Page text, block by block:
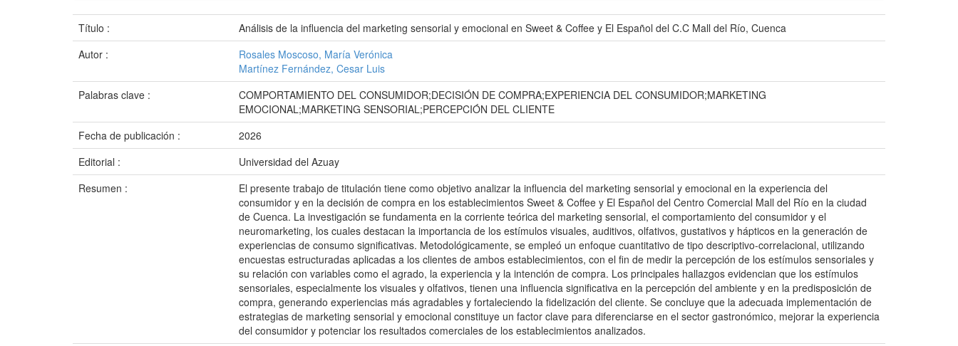
Título :
Análisis de la influencia del marketing sensorial y emocional en Sweet & Coffee y El Español del C.C Mall del Río, Cuenca
Autor :
Rosales Moscoso, María Verónica
Martínez Fernández, Cesar Luis
Palabras clave :
COMPORTAMIENTO DEL CONSUMIDOR;DECISIÓN DE COMPRA;EXPERIENCIA DEL CONSUMIDOR;MARKETING
EMOCIONAL;MARKETING SENSORIAL;PERCEPCIÓN DEL CLIENTE
Fecha de publicación :
2026
Editorial :
Universidad del Azuay
Resumen :
El presente trabajo de titulación tiene como objetivo analizar la influencia del marketing sensorial y emocional en la experiencia del
consumidor y en la decisión de compra en los establecimientos Sweet & Coffee y El Español del Centro Comercial Mall del Río en la ciudad
de Cuenca. La investigación se fundamenta en la corriente teórica del marketing sensorial, el comportamiento del consumidor y el
neuromarketing, los cuales destacan la importancia de los estímulos visuales, auditivos, olfativos, gustativos y hápticos en la generación de
experiencias de consumo significativas. Metodológicamente, se empleó un enfoque cuantitativo de tipo descriptivo-correlacional, utilizando
encuestas estructuradas aplicadas a los clientes de ambos establecimientos, con el fin de medir la percepción de los estímulos sensoriales y
su relación con variables como el agrado, la experiencia y la intención de compra. Los principales hallazgos evidencian que los estímulos
sensoriales, especialmente los visuales y olfativos, tienen una influencia significativa en la percepción del ambiente y en la predisposición de
compra, generando experiencias más agradables y fortaleciendo la fidelización del cliente. Se concluye que la adecuada implementación de
estrategias de marketing sensorial y emocional constituye un factor clave para diferenciarse en el sector gastronómico, mejorar la experiencia
del consumidor y potenciar los resultados comerciales de los establecimientos analizados.